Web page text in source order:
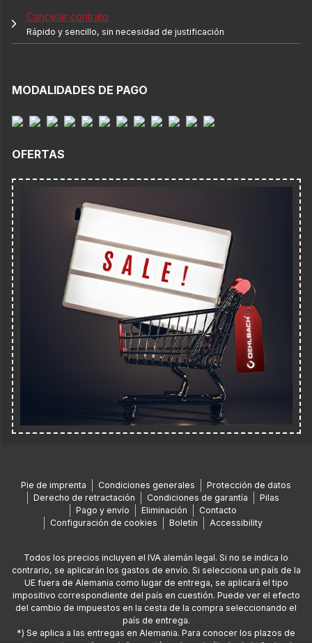
Cancelar contrato
Rápido y sencillo, sin necesidad de justificación
MODALIDADES DE PAGO
OFERTAS
Pie de imprenta Condiciones generales
Protección de datos
Derecho de retractación
Condiciones de garantía
Pilas
Pago y envío
Eliminación
Contacto
Configuración de cookies
Boletín Accessibility
Todos los precios incluyen el IVA alemán legal. Si no se indica lo
contrario, se aplicarán los gastos de envío. Si selecciona un país de la
UE fuera de Alemania como lugar de entrega, se aplicará el tipo
impositivo correspondiente del país en cuestión. Puede ver el efecto
del cambio de impuestos en la cesta de la compra seleccionando el
país de entrega.
*) Se aplica a las entregas en Alemania. Para conocer los plazos de